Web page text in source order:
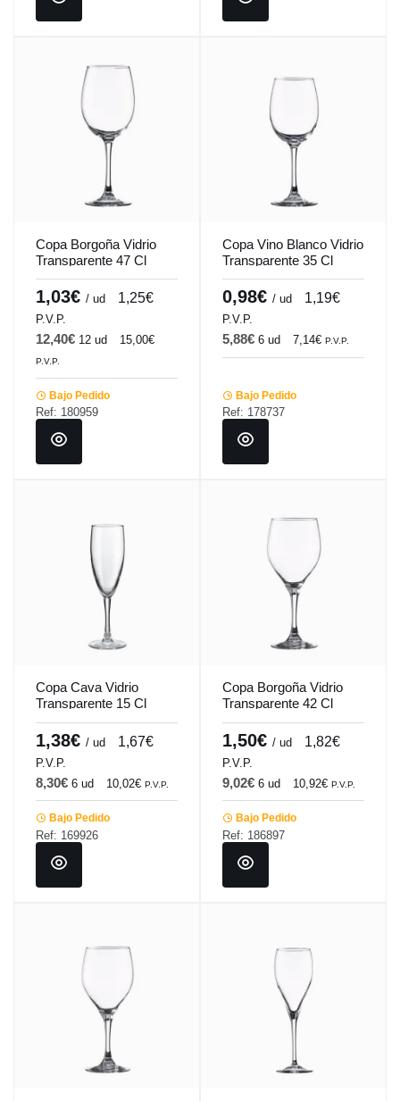
Copa Borgoña Vidrio
Transparente 47 Cl
Pinot Vicrila
1,03€ / ud 1,25€
P.V.P.
12,40€ 12 ud 15,00€
P.V.P.
Bajo Pedido
Ref: 180959
Copa Vino Blanco Vidrio
Transparente 35 Cl
Pinot Vicrila
0,98€ / ud 1,19€
P.V.P.
5,88€ 6 ud 7,14€ P.V.P.
Bajo Pedido
Ref: 178737
Copa Cava Vidrio
Transparente 15 Cl
Merlot Vicrila
1,38€ / ud 1,67€
P.V.P.
8,30€ 6 ud 10,02€ P.V.P.
Bajo Pedido
Ref: 169926
Copa Borgoña Vidrio
Transparente 42 Cl
Vintage Vicrila
1,50€ / ud 1,82€
P.V.P.
9,02€ 6 ud 10,92€ P.V.P.
Bajo Pedido
Ref: 186897